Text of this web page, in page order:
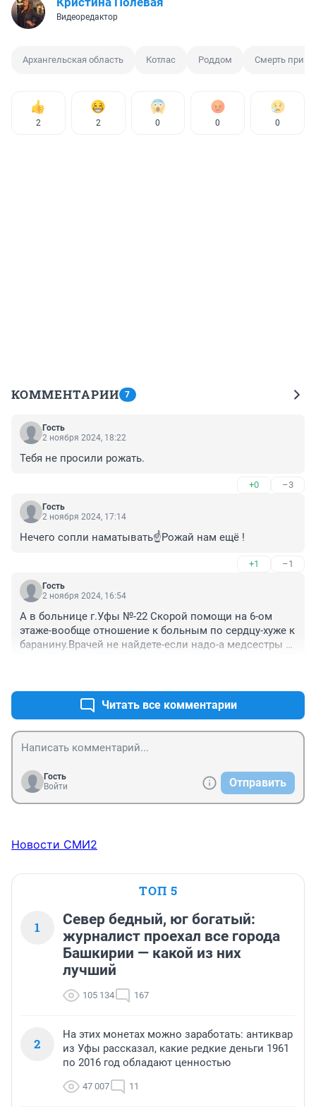
Видеоредактор
Архангельская область Котлас Роддом Смерть при
2 2 0 0 0
КОММЕНТАРИИ 7
Гость
2 ноября 2024, 18:22
Тебя не просили рожать.
+0 –3
Гость
2 ноября 2024, 17:14
Нечего сопли наматывать☝️Рожай нам ещё !
+1 –1
Гость
2 ноября 2024, 16:54
А в больнице г.Уфы №-22 Скорой помощи на 6-ом
этаже-вообще отношение к больным по сердцу-хуже к
баранину.Врачей не найдете-если надо-а медсестры
Читать все комментарии
Гость
Войти
Отправить
Новости СМИ2
ТОП 5
1
Север бедный, юг богатый:
журналист проехал все города
Башкирии — какой из них
лучший
105 134 167
2
На этих монетах можно заработать: антиквар
из Уфы рассказал, какие редкие деньги 1961
по 2016 год обладают ценностью
47 007 11